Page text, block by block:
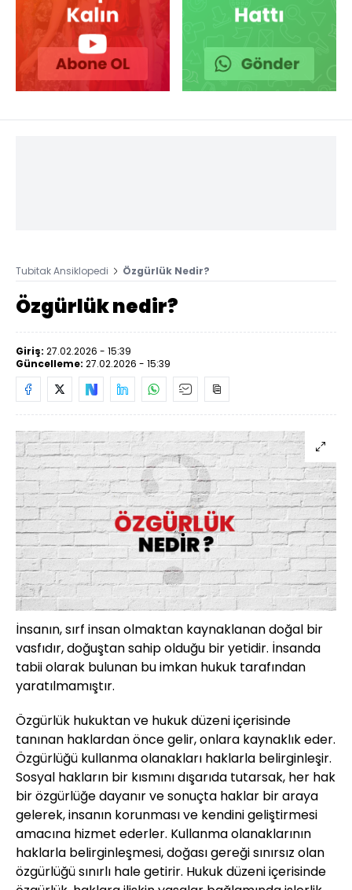
Tubitak Ansiklopedi Özgürlük Nedir?
Özgürlük nedir?
Giriş: 27.02.2026 - 15:39
Güncelleme: 27.02.2026 - 15:39
İnsanın, sırf insan olmaktan kaynaklanan doğal bir
vasfıdır, doğuştan sahip olduğu bir yetidir. İnsanda
tabii olarak bulunan bu imkan hukuk tarafından
yaratılmamıştır.
Özgürlük hukuktan ve hukuk düzeni içerisinde
tanınan haklardan önce gelir, onlara kaynaklık eder.
Özgürlüğü kullanma olanakları haklarla belirginleşir.
Sosyal hakların bir kısmını dışarıda tutarsak, her hak
bir özgürlüğe dayanır ve sonuçta haklar bir araya
gelerek, insanın korunması ve kendini geliştirmesi
amacına hizmet ederler. Kullanma olanaklarının
haklarla belirginleşmesi, doğası gereği sınırsız olan
özgürlüğü sınırlı hale getirir. Hukuk düzeni içerisinde